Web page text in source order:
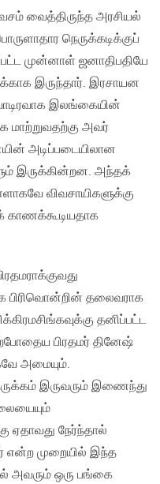
வைத்திருந்த அரசியல்
நெருக்கடிக்குப்
முன்னாள் ஜனாதிபதியே
இருந்தார். இரசாயன
இலங்கையின்
மாற்றுவதற்கு அவர்
அடிப்படையிலான
இருக்கின்றன. அந்தக்
விவசாயிகளுக்கு
காணக்கூடியதாக
பிரிவொன்றின் தலைவராக
தனிப்பட்ட
பிரதமர் தினேஷ்
அமையும்.
இருவரும் இணைந்து
ஏதாவது நேர்ந்தால்
என்ற முறையில் இந்த
அவரும் ஒரு பங்கை